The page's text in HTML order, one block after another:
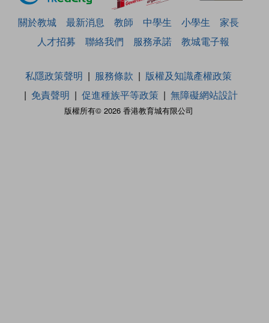
關於教城 最新消息 教師 中學生 小學生
家長
人才招募
聯絡我們 服務承諾 教城電子報
版權所有© 2026 香港教育城有限公司
私隱政策聲明 服務條款
版權及知識產權政策
免責聲明
促進種族平等政策 無障礙網站設計